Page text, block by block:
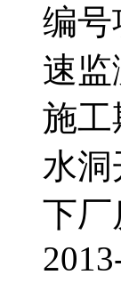
编号
速
施工
水
下厂